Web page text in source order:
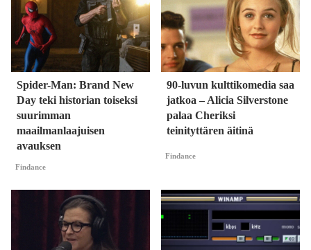
Spider-Man: Brand New
Day teki historian toiseksi
suurimman
maailmanlaajuisen
avauksen
Findance
90-luvun kulttikomedia saa
jatkoa – Alicia Silverstone
palaa Cheriksi
teinityttären äitinä
Findance